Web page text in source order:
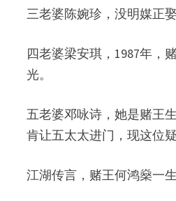
三老婆陈婉珍，没明媒正
四老婆梁安琪，1987年，
光。
五老婆邓咏诗，她是赌王
肯让五太太进门，现这位
江湖传言，赌王何鸿燊一